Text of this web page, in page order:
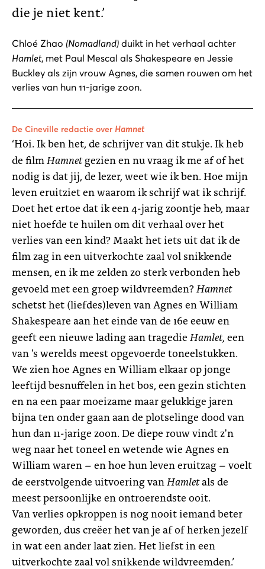
die je niet kent.’
Chloé Zhao (Nomadland) duikt in het verhaal achter
Hamlet, met Paul Mescal als Shakespeare en Jessie
Buckley als zijn vrouw Agnes, die samen rouwen om het
verlies van hun 11-jarige zoon.
De Cineville redactie over Hamnet
‘Hoi. Ik ben het, de schrijver van dit stukje. Ik heb
de filmHamnetgezien en nu vraag ik me af of het
nodig is dat jij, de lezer, weet wie ik ben. Hoe mijn
leven eruitziet en waarom ik schrijf wat ik schrijf.
Doet het ertoe dat ik een 4-jarig zoontje heb, maar
niet hoefde te huilen om dit verhaal over het
verlies van een kind? Maakt het iets uit dat ik de
film zag in een uitverkochte zaal vol snikkende
mensen, en ik me zelden zo sterk verbonden heb
gevoeld met een groep wildvreemden?Hamnet
schetst het (liefdes)leven van Agnes en William
Shakespeare aan het einde van de 16e eeuw en
geeft een nieuwe lading aan tragedie Hamlet, een
van 's werelds meest opgevoerde toneelstukken.
We zien hoe Agnes en William elkaar op jonge
leeftijd besnuffelen in het bos, een gezin stichten
en na een paar moeizame maar gelukkige jaren
bijna ten onder gaan aan de plotselinge dood van
hun dan 11-jarige zoon. De diepe rouw vindt z'n
weg naar het toneel en wetende wie Agnes en
William waren – en hoe hun leven eruitzag – voelt
de eerstvolgende uitvoering vanHamletals de
meest persoonlijke en ontroerendste ooit.
Van verlies opkroppen is nog nooit iemand beter
geworden, dus creëer het van je af of herken jezelf
in wat een ander laat zien. Het liefst in een
uitverkochte zaal vol snikkende wildvreemden.’